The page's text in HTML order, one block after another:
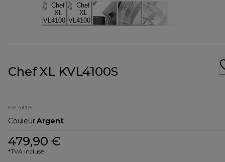
Chef XL KVL4100S
KVL4100S
Couleur:Argent
479,90 €
*TVA incluse